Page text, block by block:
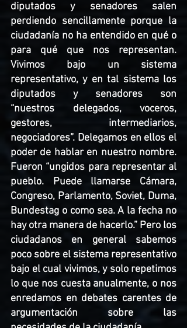
diputados y senadores salen
perdiendo sencillamente porque la
ciudadanía no ha entendido en qué o
para qué que nos representan.
Vivimos bajo un sistema
representativo, y en tal sistema los
diputados y senadores son
“nuestros delegados, voceros,
gestores, intermediarios,
negociadores”. Delegamos en ellos el
poder de hablar en nuestro nombre.
Fueron “ungidos para representar al
pueblo. Puede llamarse Cámara,
Congreso, Parlamento, Soviet, Duma,
Bundestag o como sea. A la fecha no
hay otra manera de hacerlo.” Pero los
ciudadanos en general sabemos
poco sobre el sistema representativo
bajo el cual vivimos, y solo repetimos
lo que nos cuesta anualmente, o nos
enredamos en debates carentes de
argumentación sobre las